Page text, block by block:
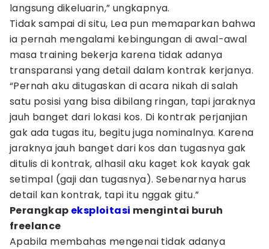
langsung dikeluarin,” ungkapnya.
Tidak sampai di situ, Lea pun memaparkan bahwa
ia pernah mengalami kebingungan di awal-awal
masa training bekerja karena tidak adanya
transparansi yang detail dalam kontrak kerjanya.
“Pernah aku ditugaskan di acara nikah di salah
satu posisi yang bisa dibilang ringan, tapi jaraknya
jauh banget dari lokasi kos. Di kontrak perjanjian
gak ada tugas itu, begitu juga nominalnya. Karena
jaraknya jauh banget dari kos dan tugasnya gak
ditulis di kontrak, alhasil aku kaget kok kayak gak
setimpal (gaji dan tugasnya). Sebenarnya harus
detail kan kontrak, tapi itu nggak gitu.”
Perangkap eksploitasi mengintai buruh
freelance
Apabila membahas mengenai tidak adanya